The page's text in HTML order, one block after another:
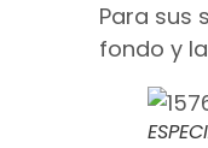
Para sus
fondo y